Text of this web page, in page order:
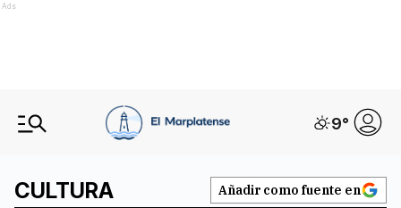
Ads
9°
CULTURA Añadir como fuente en